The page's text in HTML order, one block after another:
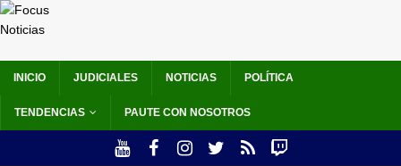
INICIO JUDICIALES NOTICIAS POLÍTICA
TENDENCIAS PAUTE CON NOSOTROS